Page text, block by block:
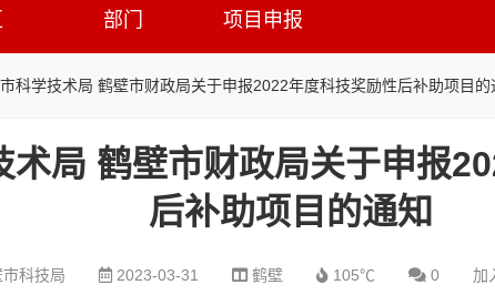
部门 项目申报
科学技术局 鹤壁市财政局关于申报2022年度科技奖励性后补助项目的
术局 鹤壁市财政局关于申报
后补助项目的通知
科技局 2023-03-31 鹤壁 105℃ 0 加